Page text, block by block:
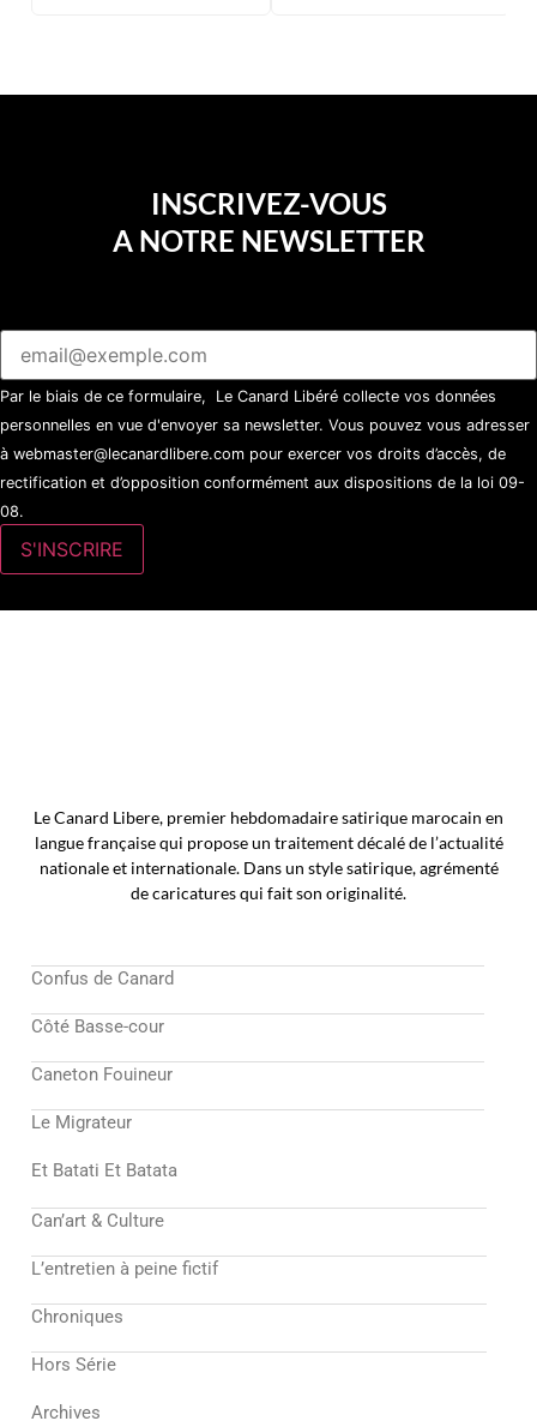
INSCRIVEZ-VOUS
A NOTRE NEWSLETTER
Par le biais de ce formulaire, Le Canard Libéré collecte vos données
personnelles en vue d'envoyer sa newsletter. Vous pouvez vous adresser
à webmaster@lecanardlibere.com pour exercer vos droits d’accès, de
rectification et d’opposition conformément aux dispositions de la loi 09-
08.
Le Canard Libere, premier hebdomadaire satirique marocain en
langue française qui propose un traitement décalé de l’actualité
nationale et internationale. Dans un style satirique, agrémenté
de caricatures qui fait son originalité.
Confus de Canard
Côté Basse-cour
Caneton Fouineur
Le Migrateur
Et Batati Et Batata
Can’art & Culture
L’entretien à peine fictif
Chroniques
Hors Série
Archives